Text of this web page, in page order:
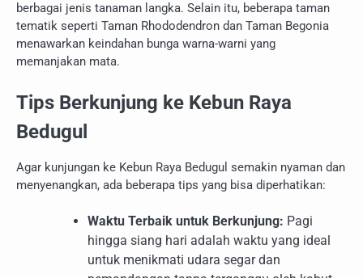
berbagai jenis tanaman langka. Selain itu, beberapa taman
tematik seperti Taman Rhododendron dan Taman Begonia
menawarkan keindahan bunga warna-warni yang
memanjakan mata.
Tips Berkunjung ke Kebun Raya
Bedugul
Agar kunjungan ke Kebun Raya Bedugul semakin nyaman dan
menyenangkan, ada beberapa tips yang bisa diperhatikan:
Waktu Terbaik untuk Berkunjung: Pagi
hingga siang hari adalah waktu yang ideal
untuk menikmati udara segar dan